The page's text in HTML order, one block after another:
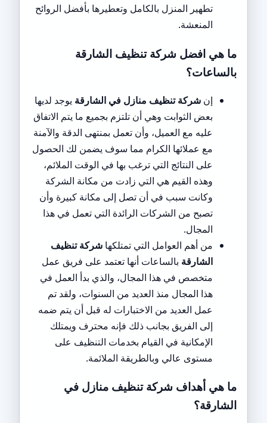
تطهير المنزل بالكامل وتعطيرها بأفضل الروائح
المنعشة.
ما هي افضل شركة تنظيف الشارقة
بالساعات؟
إن شركة تنظيف منازل في الشارقة يوجد لديها
بعض الثوابت وهي أن تلتزم بجميع ما يتم الاتفاق
عليه مع العميل، وأن تعمل بمنتهى الدقة والآمنة
مع عملائها الكرام مما سوف يضمن لك الحصول
على النتائج التي ترغب بها في الوقت الملائم،
وهذه القيم هي التي زادت من مكانة الشركة
وكانت سبب في أن تصل إلى مكانة كبيرة وأن
تصبح من الشركات الرائدة التي تعمل في هذا
المجال.
من أهم العوامل التي تمتلكها شركة تنظيف
الشارقة بالساعات أنها تعتمد على فريق عمل
متخصص في هذا المجال، والذي بدأ العمل في
هذا المجال منذ العديد من السنوات، ولقد تم
عمل العديد من الاختبارات له قبل أن يتم ضمه
إلى الفريق بجانب ذلك فإنه محترف ويمتلك
الإمكانية في القيام بخدمات التنظيف على
مستوى عالي وبالطريقة الملائمة.
ما هي أهداف شركة تنظيف منازل في
الشارقة؟